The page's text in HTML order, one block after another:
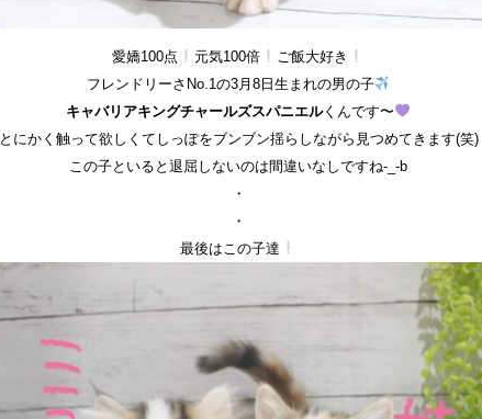
愛嬌100点 元気100倍
ご飯大好き
フレンドリーさNo.1の3月8日生まれの男の子
キャバリアキングチャールズスパニエルくんです〜
とにかく触って欲しくてしっぽをブンブン揺らしながら見つめてきます(笑)
この子といると退屈しないのは間違いなしですね-_-b
・
・
最後はこの子達